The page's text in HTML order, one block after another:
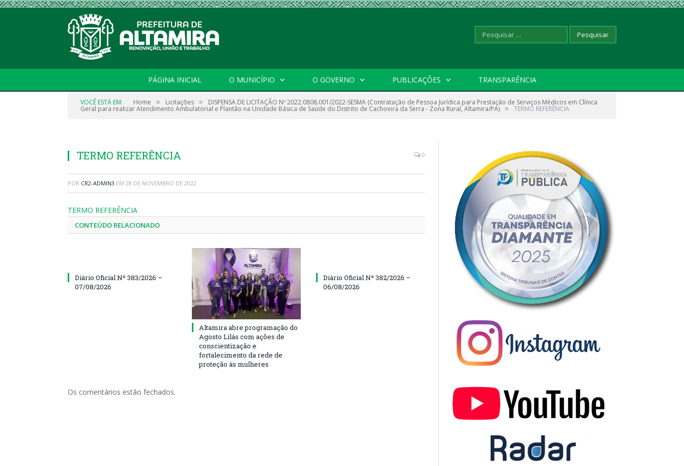
Pesquisar
por:
PÁGINA INICIAL O MUNICÍPIO O GOVERNO PUBLICAÇÕES TRANSPARÊNCIA
VOCÊ ESTÁ EM: Home » Licitações » DISPENSA DE LICITAÇÃO Nº 2022.0808.001/2022-SESMA (Contratação de Pessoa Jurídica para Prestação de Serviços Médicos em Clínica
Geral para realizar Atendimento Ambulatorial e Plantão na Unidade Básica de Saúde do Distrito de Cachoeira da Serra - Zona Rural, Altamira/PA) » TERMO REFERÊNCIA
TERMO REFERÊNCIA 0
POR CR2-ADMIN3 EM 28 DE NOVEMBRO DE 2022
TERMO REFERÊNCIA
CONTEÚDO RELACIONADO
Diário Oficial Nº 383/2026 –
07/08/2026
Altamira abre programação do
Agosto Lilás com ações de
conscientização e
fortalecimento da rede de
proteção às mulheres
Diário Oficial Nº 382/2026 –
06/08/2026
Os comentários estão fechados.